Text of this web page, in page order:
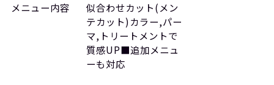
メニュー内容
似合わせカット(メン
テカット)カラー,パー
マ,トリートメントで
質感UP■追加メニュ
ーも対応